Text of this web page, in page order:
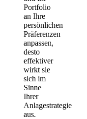
Portfolio
an Ihre
persönlichen
Präferenzen
anpassen,
desto
effektiver
wirkt sie
sich im
Sinne
Ihrer
Anlagestrategie
aus.